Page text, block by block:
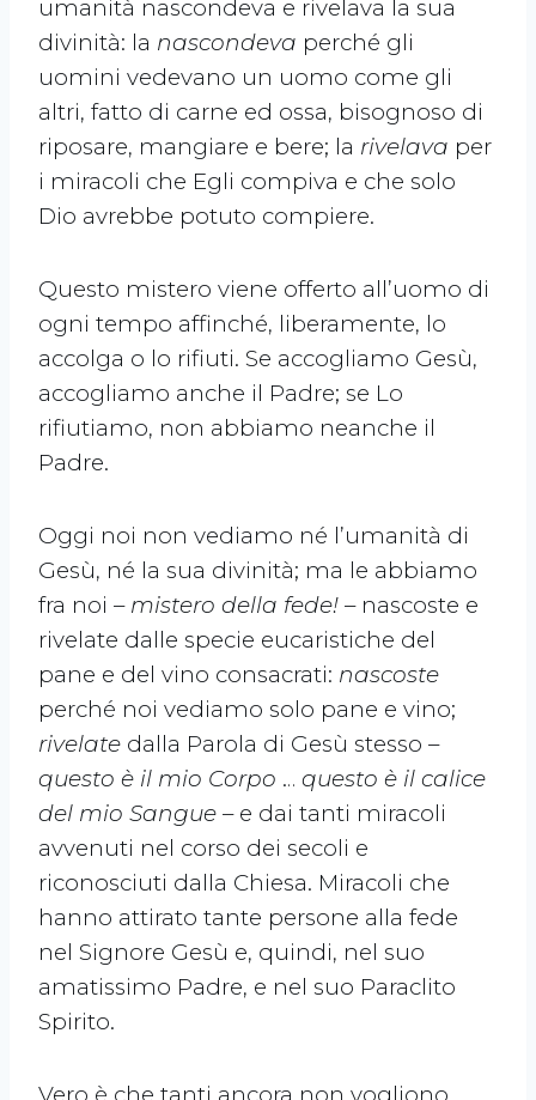
umanità nascondeva e rivelava la sua
divinità: la nascondeva perché gli
uomini vedevano un uomo come gli
altri, fatto di carne ed ossa, bisognoso di
riposare, mangiare e bere; la rivelava per
i miracoli che Egli compiva e che solo
Dio avrebbe potuto compiere.
Questo mistero viene offerto all’uomo di
ogni tempo affinché, liberamente, lo
accolga o lo rifiuti. Se accogliamo Gesù,
accogliamo anche il Padre; se Lo
rifiutiamo, non abbiamo neanche il
Padre.
Oggi noi non vediamo né l’umanità di
Gesù, né la sua divinità; ma le abbiamo
fra noi – mistero della fede! – nascoste e
rivelate dalle specie eucaristiche del
pane e del vino consacrati: nascoste
perché noi vediamo solo pane e vino;
rivelate dalla Parola di Gesù stesso –
questo è il mio Corpo … questo è il calice
del mio Sangue – e dai tanti miracoli
avvenuti nel corso dei secoli e
riconosciuti dalla Chiesa. Miracoli che
hanno attirato tante persone alla fede
nel Signore Gesù e, quindi, nel suo
amatissimo Padre, e nel suo Paraclito
Spirito.